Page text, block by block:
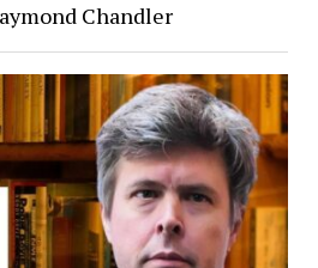
Chandler